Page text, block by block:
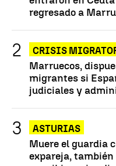
regresado a
CRISIS
Marruecos,
migrantes si
judiciales y
ASTURIAS
Muere el guardia
expareja,